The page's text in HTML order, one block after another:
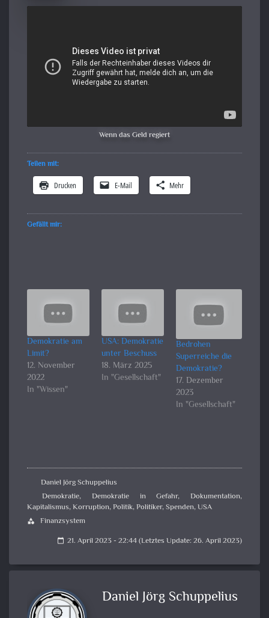
Wenn das Geld regiert
Teilen mit:
Drucken E-Mail Mehr
Gefällt mir:
Demokratie am
Limit?
12. November
2022
In "Wissen"
USA: Demokratie
unter Beschuss
18. März 2025
In "Gesellschaft"
Bedrohen
Superreiche die
Demokratie?
17. Dezember
2023
In "Gesellschaft"
Daniel Jörg Schuppelius
Demokratie, Demokratie in Gefahr, Dokumentation,
Kapitalismus,Korruption,Politik,Politiker,Spenden,USA
category Finanzsystem
calendar_today 21. April 2023 - 22:44 (Letztes Update: 26. April 2023)
Daniel Jörg Schuppelius